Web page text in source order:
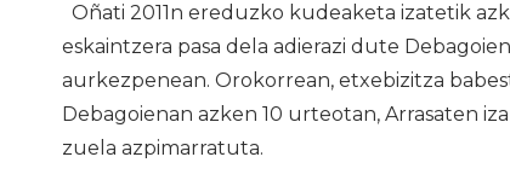
Oñati 2011n ereduzko kudeaketa izatetik
eskaintzera pasa dela adierazi dute
aurkezpenean. Orokorrean, etxebizitza
Debagoienan azken 10 urteotan, Arrasaten
zuela azpimarratuta.